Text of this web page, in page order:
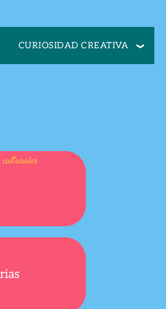
CURIOSIDAD CREATIVA